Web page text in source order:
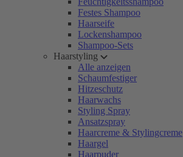
Festes Shampoo
Haarseife
Lockenshampoo
Shampoo-Sets
Haarstyling
Alle anzeigen
Schaumfestiger
Hitzeschutz
Haarwachs
Styling Spray
Ansatzspray
Haarcreme & Stylingcreme
Haargel
Haarpuder